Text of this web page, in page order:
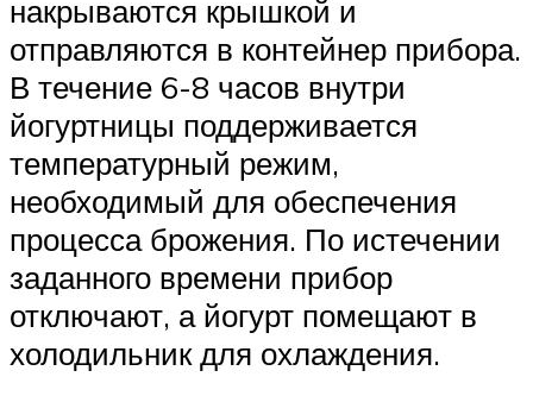
накрываются крышкой и
отправляются в контейнер прибора.
В течение 6-8 часов внутри
йогуртницы поддерживается
температурный режим,
необходимый для обеспечения
процесса брожения. По истечении
заданного времени прибор
отключают, а йогурт помещают в
холодильник для охлаждения.